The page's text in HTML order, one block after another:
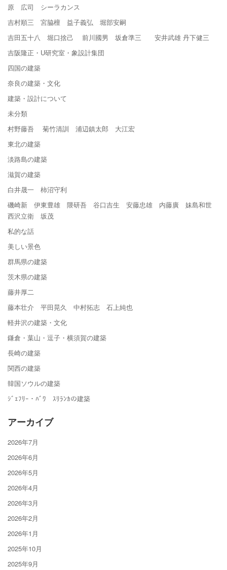
原 広司 シーラカンス
吉村順三 宮脇檀 益子義弘 堀部安嗣
吉田五十八 堀口捨己 前川國男 坂倉準三 安井武雄 丹下健三
吉阪隆正・U研究室・象設計集団
四国の建築
奈良の建築・文化
建築・設計について
未分類
村野藤吾 菊竹清訓 浦辺鎮太郎 大江宏
東北の建築
淡路島の建築
滋賀の建築
白井晟一 柿沼守利
磯崎新 伊東豊雄 隈研吾 谷口吉生 安藤忠雄 内藤廣 妹島和世
西沢立衛 坂茂
私的な話
美しい景色
群馬県の建築
茨木県の建築
藤井厚二
藤本壮介 平田晃久 中村拓志 石上純也
軽井沢の建築・文化
鎌倉・葉山・逗子・横須賀の建築
長崎の建築
関西の建築
韓国ソウルの建築
ｼﾞｪﾌﾘｰ・ﾊﾞﾜ ｽﾘﾗﾝｶの建築
アーカイブ
2026年7月
2026年6月
2026年5月
2026年4月
2026年3月
2026年2月
2026年1月
2025年10月
2025年9月